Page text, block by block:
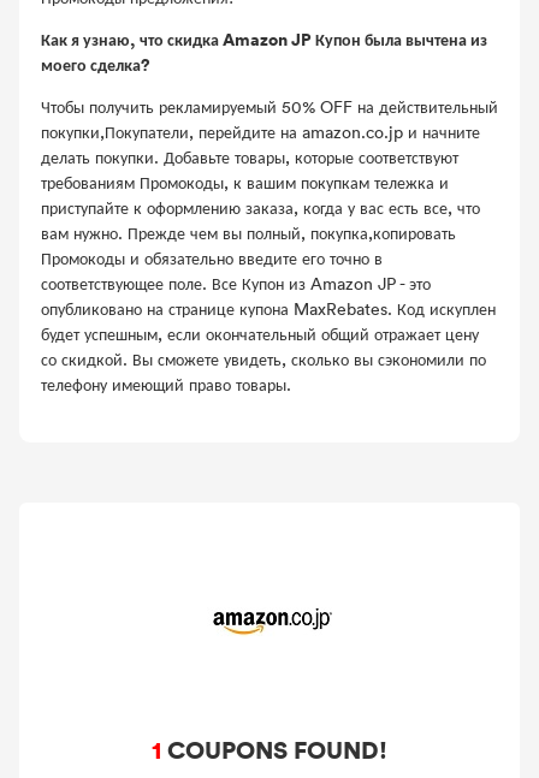
1 COUPONS FOUND!
Как я узнаю, что скидка Amazon JP Купон была вычтена из
моего сделка?
Чтобы получить рекламируемый 50% OFF на действительный
покупки,Покупатели, перейдите на amazon.co.jp и начните
делать покупки. Добавьте товары, которые соответствуют
требованиям Промокоды, к вашим покупкам тележка и
приступайте к оформлению заказа, когда у вас есть все, что
вам нужно. Прежде чем вы полный, покупка,копировать
Промокоды и обязательно введите его точно в
соответствующее поле. Все Купон из Amazon JP - это
опубликовано на странице купона MaxRebates. Код искуплен
будет успешным, если окончательный общий отражает цену
со скидкой. Вы сможете увидеть, сколько вы сэкономили по
телефону имеющий право товары.